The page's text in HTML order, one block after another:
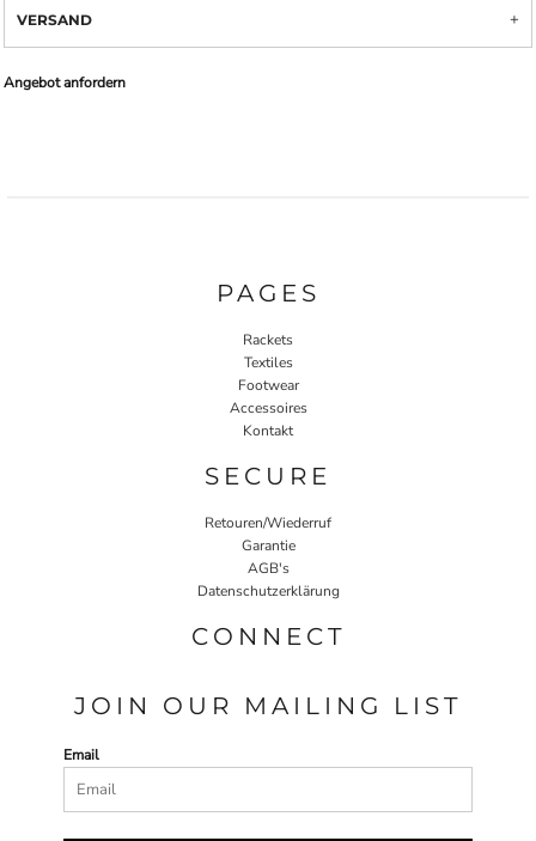
VERSAND
Angebot anfordern
PAGES
Rackets
Textiles
Footwear
Accessoires
Kontakt
SECURE
Retouren/Wiederruf
Garantie
AGB's
Datenschutzerklärung
CONNECT
JOIN OUR MAILING LIST
Email